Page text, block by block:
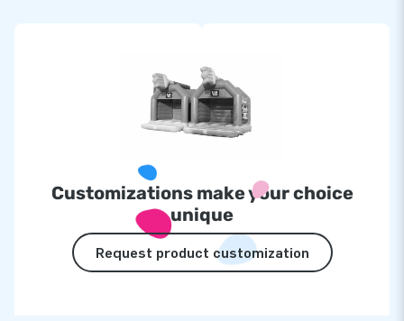
Customizations make your choice
unique
Request product customization